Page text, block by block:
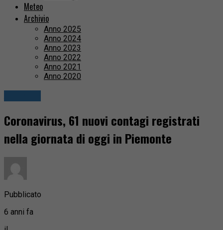
Meteo
Archivio
Anno 2025
Anno 2024
Anno 2023
Anno 2022
Anno 2021
Anno 2020
Coronavirus, 61 nuovi contagi registrati
nella giornata di oggi in Piemonte
Pubblicato
6 anni fa